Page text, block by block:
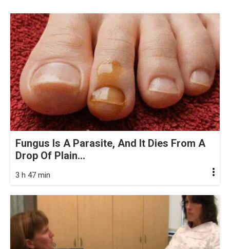
Fungus Is A Parasite, And It Dies From A
Drop Of Plain...
3 h 47 min